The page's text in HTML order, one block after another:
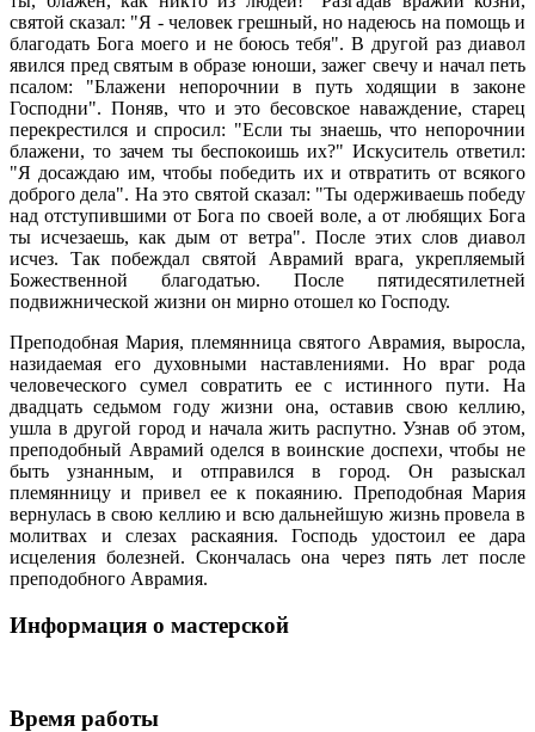
святой сказал: "Я - человек грешный, но надеюсь на помощь и
благодать Бога моего и не боюсь тебя". В другой раз диавол
явился пред святым в образе юноши, зажег свечу и начал петь
псалом: "Блажени непорочнии в путь ходящии в законе
Господни". Поняв, что и это бесовское наваждение, старец
перекрестился и спросил: "Если ты знаешь, что непорочнии
блажени, то зачем ты беспокоишь их?" Искуситель ответил:
"Я досаждаю им, чтобы победить их и отвратить от всякого
доброго дела". На это святой сказал: "Ты одерживаешь победу
над отступившими от Бога по своей воле, а от любящих Бога
ты исчезаешь, как дым от ветра". После этих слов диавол
исчез. Так побеждал святой Аврамий врага, укрепляемый
Божественной благодатью. После пятидесятилетней
подвижнической жизни он мирно отошел ко Господу.
Преподобная Мария, племянница святого Аврамия, выросла,
назидаемая его духовными наставлениями. Но враг рода
человеческого сумел совратить ее с истинного пути. На
двадцать седьмом году жизни она, оставив свою келлию,
ушла в другой город и начала жить распутно. Узнав об этом,
преподобный Аврамий оделся в воинские доспехи, чтобы не
быть узнанным, и отправился в город. Он разыскал
племянницу и привел ее к покаянию. Преподобная Мария
вернулась в свою келлию и всю дальнейшую жизнь провела в
молитвах и слезах раскаяния. Господь удостоил ее дара
исцеления болезней. Скончалась она через пять лет после
преподобного Аврамия.
Информация о мастерской
Время работы